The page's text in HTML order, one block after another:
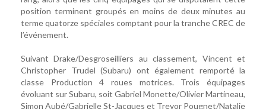
position terminent groupés en moins de deux minutes au
terme quatorze spéciales comptant pour la tranche CREC de
l’événement.
Suivant Drake/Desgroseilliers au classement, Vincent et
Christopher Trudel (Subaru) ont également remporté la
classe Production 4 roues motrices. Trois équipages
évoluant sur Subaru, soit Gabriel Monette/Olivier Martineau,
Simon Aubé/Gabrielle St-Jacques et Trevor Pougnet/Natalie